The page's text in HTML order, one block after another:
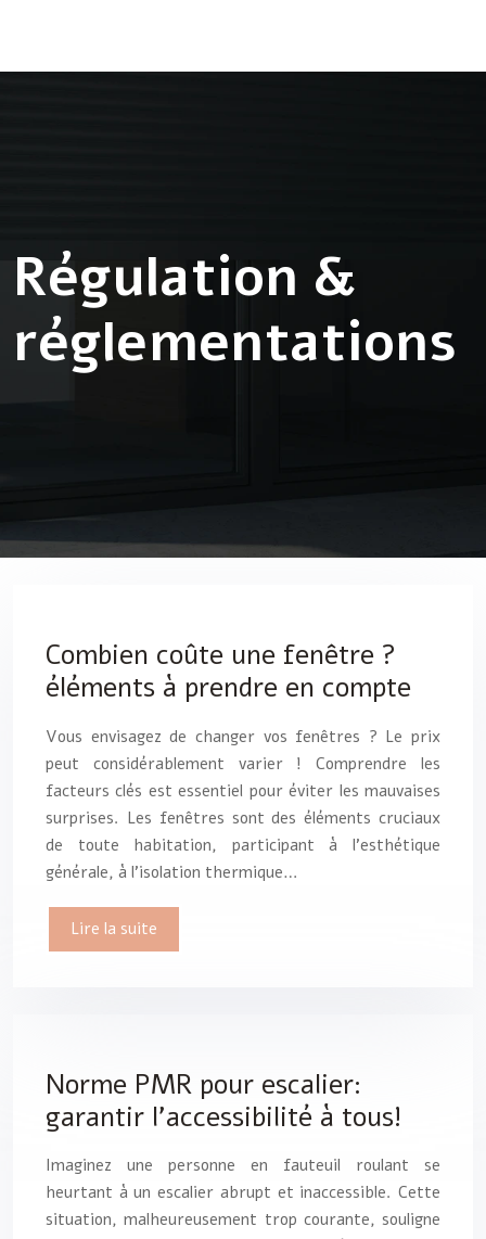
Régulation &
réglementations
Combien coûte une fenêtre ?
éléments à prendre en compte
Vous envisagez de changer vos fenêtres ? Le prix
peut considérablement varier ! Comprendre les
facteurs clés est essentiel pour éviter les mauvaises
surprises. Les fenêtres sont des éléments cruciaux
de toute habitation, participant à l’esthétique
générale, à l’isolation thermique…
Lire la suite
Norme PMR pour escalier:
garantir l’accessibilité à tous!
Imaginez une personne en fauteuil roulant se
heurtant à un escalier abrupt et inaccessible. Cette
situation, malheureusement trop courante, souligne